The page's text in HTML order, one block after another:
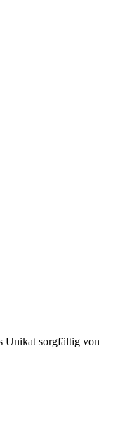
Unikat sorgfältig von